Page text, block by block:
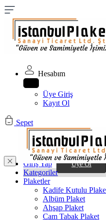
Hesabım
Üye Giriş
Kayıt Ol
Sepet
Giriş Yap Üye Ol
Kategoriler
Plaketler
Kadife Kutulu
Albüm Plaket
Ahşap Plaket
Cam Tabak Plaket